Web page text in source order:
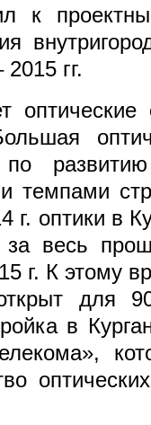
к
гг.
по
оптики в
весь
г. К этому
для
в